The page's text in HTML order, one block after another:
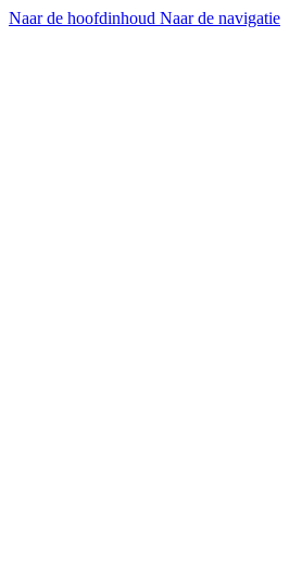
Naar de hoofdinhoud Naar de navigatie